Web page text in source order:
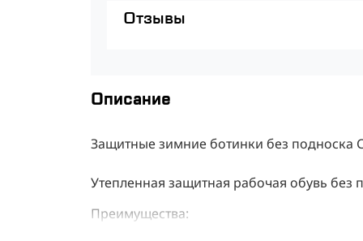
Отзывы
Описание
Защитные зимние ботинки без подноска
Утепленная защитная рабочая обувь без
Преимущества: